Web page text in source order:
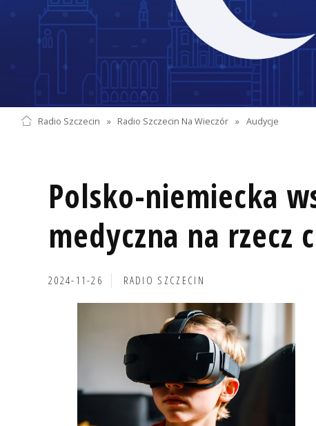
Radio Szczecin » Radio Szczecin Na Wieczór » Audycje
Polsko-niemiecka
medyczna na rzecz
2024-11-26 RADIO SZCZECIN